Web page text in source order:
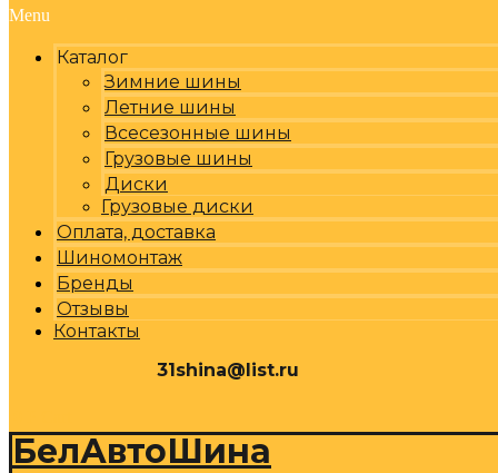
Menu
Каталог
Зимние шины
Летние шины
Всесезонные шины
Грузовые шины
Диски
Грузовые диски
Оплата, доставка
Шиномонтаж
Бренды
Отзывы
Контакты
31shina@list.ru
БелАвтоШина